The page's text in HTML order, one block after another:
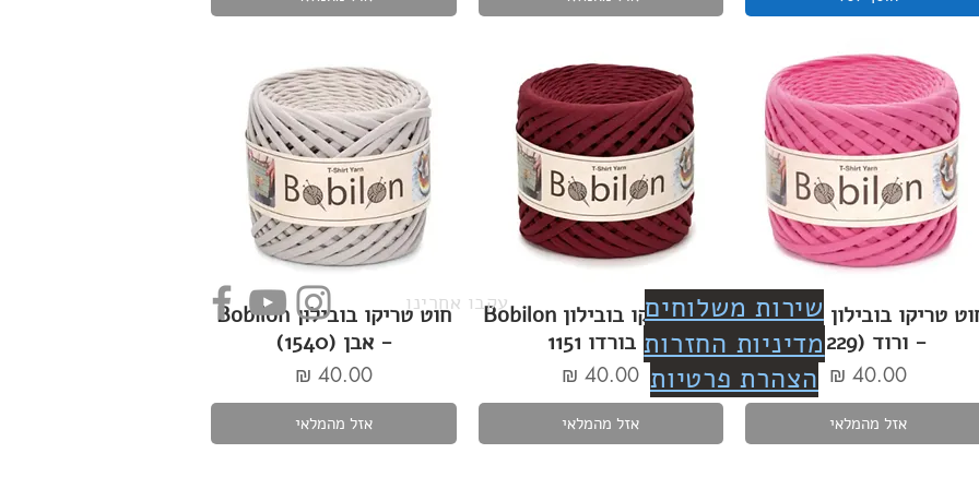
חוט טריקו בובילון Bobilon
- ורוד (1229)
מחיר‏40.00 ‏₪
אזל מהמלאי
חוט טריקו בובילון Bobilon
- בורדו 1151
מחיר
אזל מהמלאי
חוט טריקו בובילון Bobilon
- אבן (1540)
מחיר‏40.00 ‏₪
אזל מהמלאי
עקבו אחרינו
שירות משלוחים
מדיניות החזרות
הצהרת פרטיות